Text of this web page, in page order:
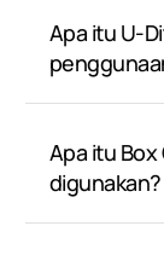
Apa itu U-
Apa itu
digunakan?